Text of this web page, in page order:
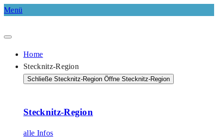
Menü
Home
Stecknitz-Region
Schließe Stecknitz-Region Öffne Stecknitz-Region
Stecknitz-Region
alle Infos